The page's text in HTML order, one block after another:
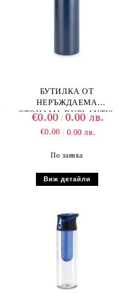
БУТИЛКА ОТ
НЕРЪЖДАЕМА
СТОНАМА DUPLANTIS,
€0.00 0.00 лв.
€0.00 0.00 лв.
По заявка
Виж детайли